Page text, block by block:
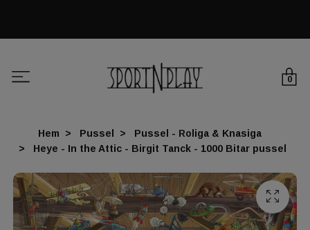
0
Hem Pussel
Pussel - Roliga & Knasiga
Heye - In the Attic - Birgit Tanck - 1000 Bitar pussel